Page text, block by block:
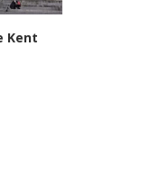
Kent